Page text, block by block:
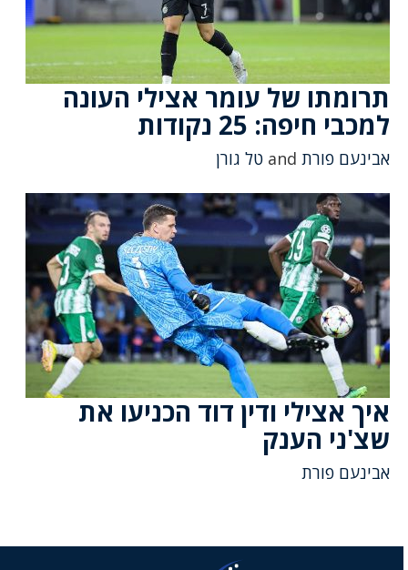
תרומתו של עומר אצילי העונה
למכבי חיפה: 25 נקודות
אבינעם פורת טל גורן
איך אצילי ודין דוד הכניעו את
שצ'ני הענק
אבינעם פורת